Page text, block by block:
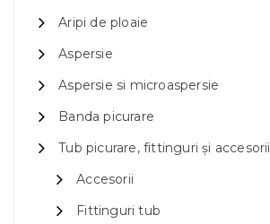
Aripi de ploaie
Aspersie
Aspersie si microaspersie
Banda picurare
Tub picurare, fittinguri și accesorii
Accesorii
Fittinguri tub